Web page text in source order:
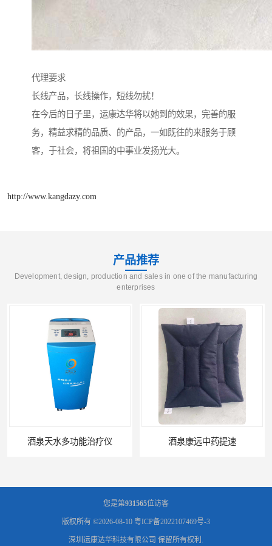
代理要求
长线产品，长线操作，短线勿扰！
在今后的日子里，运康达华将以她到的效果，完善的服
务，精益求精的品质、的产品，一如既往的来服务于顾
客，于社会，将祖国的中事业发扬光大。
http://www.kangdazy.com
产品推荐
Development, design, production and sales in one of the manufacturing
enterprises
酒泉天水多功能治疗仪 酒泉康远中药提速
您是第931565位访客
版权所有 ©2026-08-10 粤ICP备2022107469号-3
深圳运康达华科技有限公司 保留所有权利.